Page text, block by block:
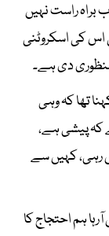
براہ راست نہیں
اس کی اسکروٹنی
دی ہے۔
تھا کہ وہی
کہ پیشی ہے،
رہی، کہیں سے
ہم احتجاج کا